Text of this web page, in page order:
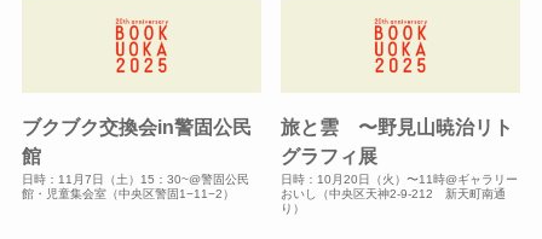
ブクブク交換会in警固公民
館
日時：11月7日（土）15：30~@警固公民
館・児童集会室（中央区警固1−11−2）
旅と雲 〜野見山暁治リト
グラフィ展
日時：10月20日（火）〜11時@ギャラリー
おいし（中央区天神2-9-212 新天町南通
り）